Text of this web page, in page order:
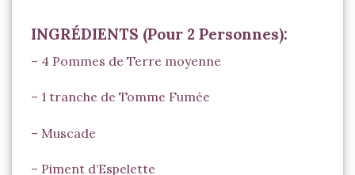
INGRÉDIENTS (Pour 2 Personnes):
– 4 Pommes de Terre moyenne
– 1 tranche de Tomme Fumée
– Muscade
– Piment d’Espelette